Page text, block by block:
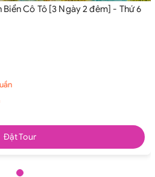
Biển Cô Tô [3 Ngày 2 đêm] - Thứ 6
Đặt Tour